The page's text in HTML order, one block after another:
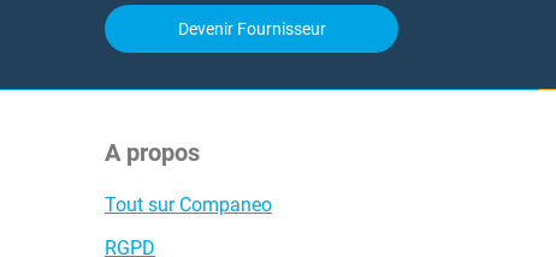
Devenir Fournisseur
A propos
Tout sur Companeo
RGPD